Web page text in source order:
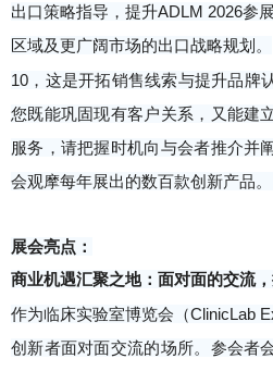
出口策略指导，提升ADLM 2026参
区域及更广阔市场的出口战略规划。
10，这是开拓销售线索与提升品牌
您既能巩固现有客户关系，又能建
服务，请把握时机向与会者推介并
会观摩每年展出的数百款创新产品。
展会亮点：
商业机遇汇聚之地 ： 面对面的交流，
作为临床实验室博览会（ClinicLab
创新者面对面交流的场所。参会者